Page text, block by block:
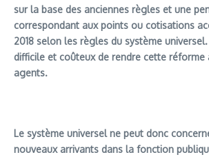
sur la base des anciennes règles et une
correspondant aux points ou cotisations
2018 selon les règles du système
difficile et coûteux de rendre cette réforme
agents.
Le système universel ne peut donc
nouveaux arrivants dans la fonction